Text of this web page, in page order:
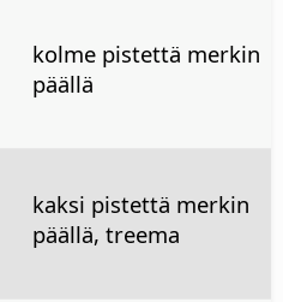
kolme pistettä merkin
päällä
kaksi pistettä merkin
päällä, treema